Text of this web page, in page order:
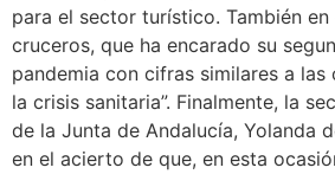
para el sector turístico. También
cruceros, que ha encarado su
pandemia con cifras similares a las
la crisis sanitaria”. Finalmente, la
de la Junta de Andalucía, Yolanda
en el acierto de que, en esta